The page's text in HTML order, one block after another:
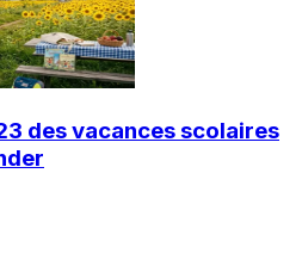
des vacances scolaires